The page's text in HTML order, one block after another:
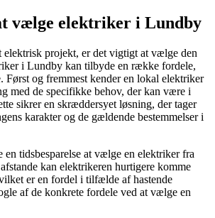
vælge elektriker i Lundby
elektrisk projekt, er det vigtigt at vælge den
i Lundby kan tilbyde en række fordele,
Først og fremmest kender en lokal elektriker
med de specifikke behov, der kan være i
sikrer en skræddersyet løsning, der tager
karakter og de gældende bestemmelser i
en tidsbesparelse at vælge en elektriker fra
kan elektrikeren hurtigere komme
er en fordel i tilfælde af hastende
af de konkrete fordele ved at vælge en